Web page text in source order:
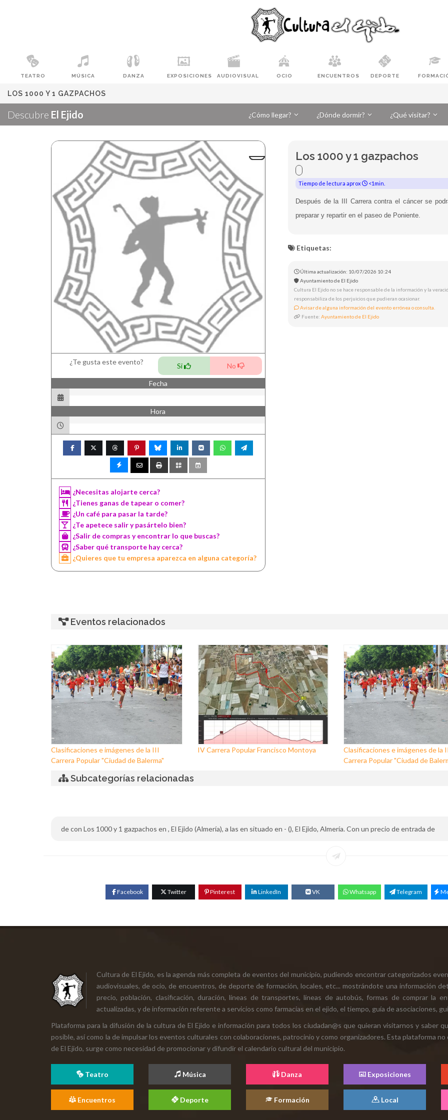
TEATRO MÚSICA DANZA EXPOSICIONES AUDIOVISUAL OCIO ENCUENTROS DEPORTE
LOS 1000 Y 1 GAZPACHOS
Descubre El Ejido ¿Cómo llegar? ¿Dónde dormir? ¿Qué visitar?
¿Te gusta este evento? Si No
Fecha
Hora
¿Necesitas alojarte cerca?
¿Tienes ganas de tapear o comer?
¿Un café para pasar la tarde?
¿Te apetece salir y pasártelo bien?
¿Salir de compras y encontrar lo que buscas?
¿Saber qué transporte hay cerca?
¿Quieres que tu empresa aparezca en alguna categoría?
Los 1000 y 1 gazpachos
Tiempo de lectura aprox <1min.
Después de la III Carrera contra el cáncer se
preparar y repartir en el paseo de Poniente.
Etiquetas:
Última actualización: 10/07/2026 10:24
Ayuntamiento de El Ejido
Cultura El Ejido no se hace responsable de la información y la
responsabiliza de los perjuicios que pudieran ocasionar.
Avisar de alguna información del evento errónea o consulta.
Fuente:Ayuntamiento de El Ejido
Eventos relacionados
Clasificaciones e imágenes de la III
Carrera Popular "Ciudad de Balerma"
IV Carrera Popular Francisco Montoya
Clasificaciones e imágenes de la
Carrera Popular "Ciudad de
Subcategorías relacionadas
de con Los 1000 y 1 gazpachos en , El Ejido (Almería), a las en situado en - (), El Ejido, Almería. Con un precio de entrada de
Facebook Twitter Pinterest LinkedIn VK Whatsapp Telegram
Cultura de El Ejido, es la agenda más completa de eventos del municipio, pudiendo encontrar categorizados
audiovisuales, de ocio, de encuentros, de deporte de formación, locales, etc... mostrándote una información
precio, población, clasificación, duración, líneas de transportes, líneas de autobús, formas de comprar la
actualizadas, y de información referente a servicios como farmacias en el ejido, el tiempo, guía de asociaciones,
Plataforma para la difusión de la cultura de El Ejido e información para todos los ciudadan@s que quieran visitarnos y saber
posible, así como la de impulsar los eventos culturales con colaboraciones, patrocinio y como organizadores. Esta plataforma
de El Ejido, surge como necesidad de promocionar y difundir el calendario cultural del municipio.
Teatro Música Danza Exposiciones
Encuentros Deporte Formación Local